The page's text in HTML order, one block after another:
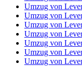
Umzug von
Umzug von
Umzug von
Umzug von
Umzug von
Umzug von
Umzug von